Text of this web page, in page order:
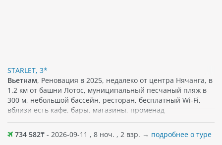
STARLET, 3*
Вьетнам, Реновация в 2025, недалеко от центра Нячанга, в
1.2 км от башни Лотос, муниципальный песчаный пляж в
300 м, небольшой бассейн, ресторан, бесплатный Wi-Fi,
вблизи есть кафе, бары, магазины, променад
734 582₸ - 2026-09-11 , 8 ноч. , 2 взр. → подробнее о туре